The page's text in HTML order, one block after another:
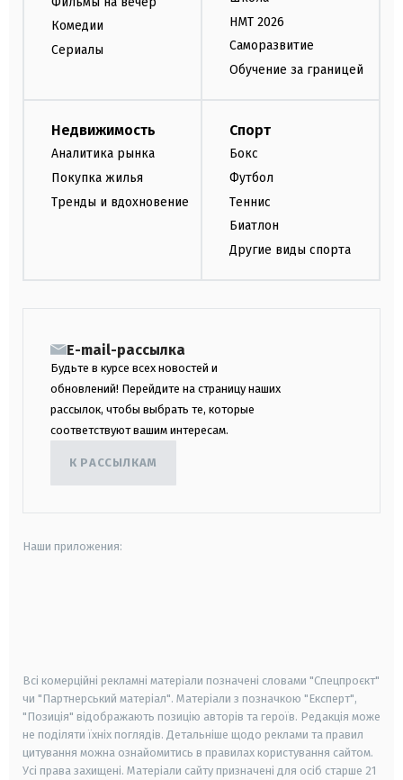
Комедии
Сериалы
НМТ 2026
Саморазвитие
Обучение за границей
Недвижимость
Аналитика рынка
Покупка жилья
Тренды и вдохновение
Спорт
Бокс
Футбол
Теннис
Биатлон
Другие виды спорта
E-mail-рассылка
Будьте в курсе всех новостей и
обновлений! Перейдите на страницу наших
рассылок, чтобы выбрать те, которые
соответствуют вашим интересам.
К РАССЫЛКАМ
Наши приложения:
Всі комерційні рекламні матеріали позначені словами "Спецпроєкт"
чи "Партнерський матеріал". Матеріали з позначкою "Експерт",
"Позиція" відображають позицію авторів та героїв. Редакція може
не поділяти їхніх поглядів. Детальніше щодо реклами та правил
цитування можна ознайомитись в правилах користування сайтом.
Усі права захищені. Матеріали сайту призначені для осіб старше 21